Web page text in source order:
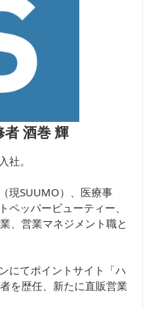
酒巻 輝
社。
現SUUMO）、医療事
ペッパービューティー、
、営業マネジメント職と
にてポイントサイト「ハ
を歴任、新たに直販営業